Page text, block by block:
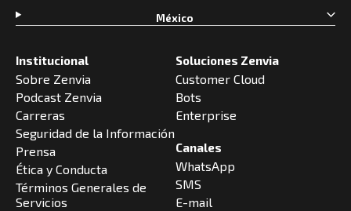
Institucional
Sobre Zenvia
Podcast Zenvia
Carreras
Seguridad de la Información
Prensa
Ética y Conducta
Términos Generales de
Servicios
Soluciones Zenvia
Customer Cloud
Bots
Enterprise
Canales
WhatsApp
SMS
E-mail
México